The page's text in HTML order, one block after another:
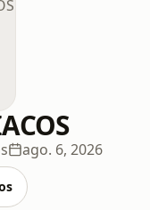
ago. 6, 2026